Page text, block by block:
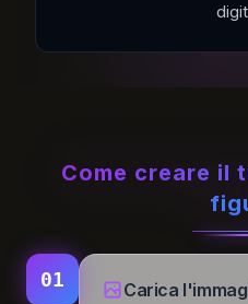
Come creare il
01 Carica